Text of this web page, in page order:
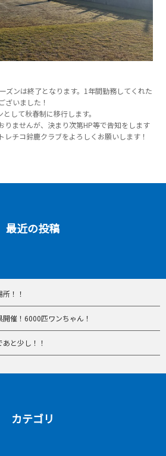
ズンは終了となります。1年間勤務してくれた
ざいました！
して秋春制に移行します。
りませんが、決まり次第HP等で告知をします
レチコ鈴鹿クラブをよろしくお願いします！
最近の投稿
！！
開催！6000匹ワンちゃん！
あと少し！！
カテゴリ